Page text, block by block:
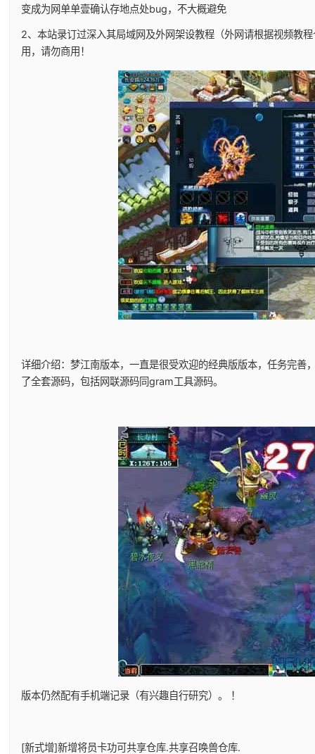
变成为网单单壹确认存地点处bug，不大概避免
2、本站录订过深入其局域网及外网架设教程（外网请根据视频教
用，请勿商用！
详细介绍：梦江南版本，一直是很受欢迎的经典版版本，任务完善
了全套源码，包括网联源码同gram工具源码。
版本仍然配有手机端记录（有兴趣自行研究）。 ！
[新式增]新增将员卡功可共享仓库.共享召唤兽仓库.